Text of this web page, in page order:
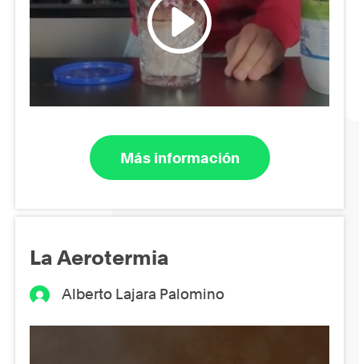
Más información
La Aerotermia
Alberto Lajara Palomino